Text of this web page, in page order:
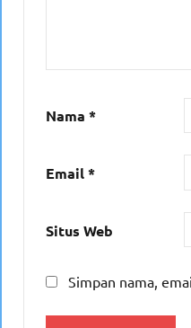
Nama *
Email*
Situs Web
Simpan nama,